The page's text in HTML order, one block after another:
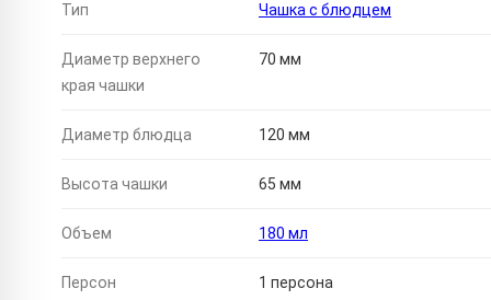
Тип Чашка с блюдцем
Диаметр верхнего
края чашки
70 мм
Диаметр блюдца 120 мм
Высота чашки 65 мм
Объем 180 мл
Персон 1 персона